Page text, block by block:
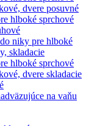
dvere posuvné
hlboké sprchové
niky pre hlboké
skladacie
hlboké sprchové
dvere skladacie
na vaňu